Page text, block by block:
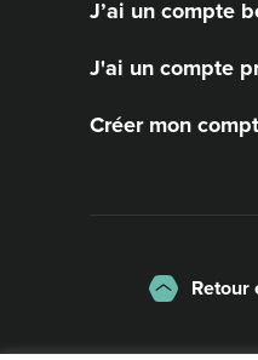
J’ai un compte
J'ai un compte
Créer mon
Retour